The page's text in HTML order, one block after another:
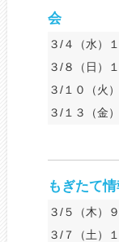
会
３/４（水）
３/８（日）
３/１０（火
３/１３（金
もぎたて
３/５（木）
３/７（土）